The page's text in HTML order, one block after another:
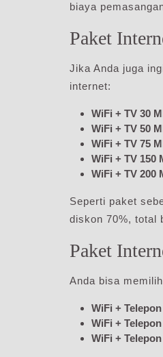
biaya
Paket
Jika Anda juga
internet:
WiFi + TV 30
WiFi + TV 50
WiFi + TV 75
WiFi + TV 150
WiFi + TV 200
Seperti paket
diskon 70%, total
Paket
Anda bisa
WiFi +
WiFi +
WiFi +